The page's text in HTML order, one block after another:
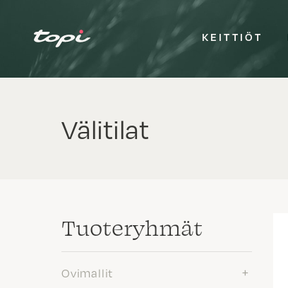
KEITTIÖT
Välitilat
Tuote­ryhmät
Ovimallit